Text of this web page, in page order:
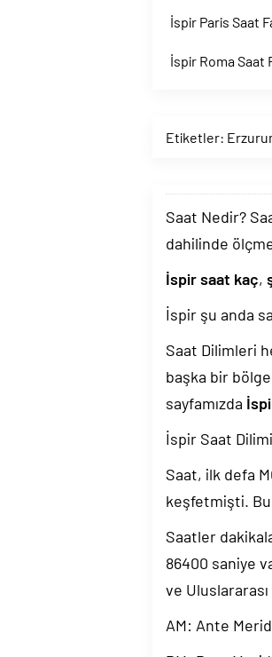
İspir Paris Saat
İspir Roma Saat
Etiketler:
Saat Nedir?
dahilinde
İspir saat kaç,
İspir şu anda
Saat Dilimleri
başka bir
sayfamızda
İspir Saat Dilimi
Saat, ilk defa
keşfetmişti.
Saatler
86400 saniye
ve
AM: Ante